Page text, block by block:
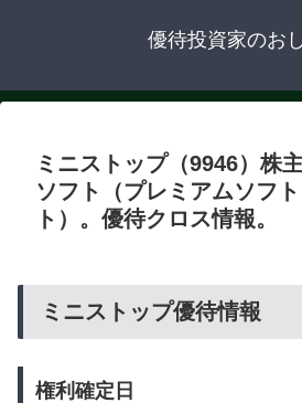
優待投資家のお
ミニストップ（9946）株
ソフト（プレミアムソフ
ト）。優待クロス情報。
ミニストップ優待情報
権利確定日